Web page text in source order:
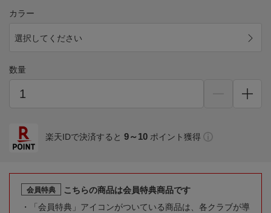
カラー
選択してください
数量
楽天IDで決済すると 9～10 ポイント獲得
会員特典
こちらの商品は会員特典商品です
「会員特典」アイコンがついている商品は、各クラブが導